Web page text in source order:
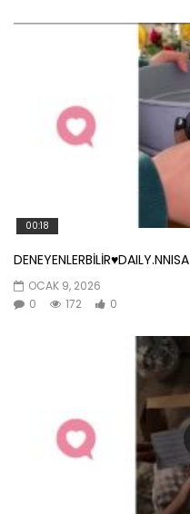
00:18
DENEYENLERBİLİR♥️DAILY.NNISA
OCAK 9, 2026
0
172 0